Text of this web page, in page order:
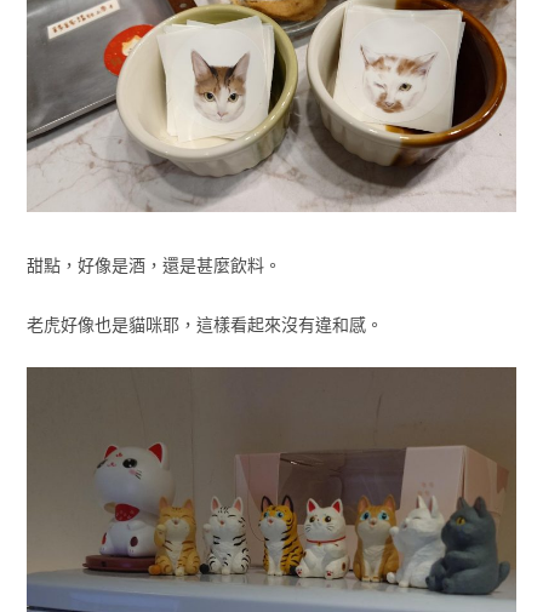
甜點，好像是酒，還是甚麼飲料。
老虎好像也是貓咪耶，這樣看起來沒有違和感。